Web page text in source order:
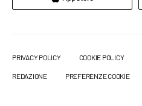
PRIVACY POLICY COOKIE POLICY
REDAZIONE PREFERENZE COOKIE